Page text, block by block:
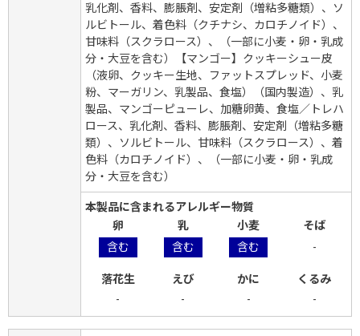
乳化剤、香料、膨脹剤、安定剤（増粘多糖類）、ソ
ルビトール、着色料（クチナシ、カロチノイド）、
甘味料（スクラロース）、（一部に小麦・卵・乳成
分・大豆を含む）【マンゴー】クッキーシュー皮
（液卵、クッキー生地、ファットスプレッド、小麦
粉、マーガリン、乳製品、食塩）（国内製造）、乳
製品、マンゴーピューレ、加糖卵黄、食塩／トレハ
ロース、乳化剤、香料、膨脹剤、安定剤（増粘多糖
類）、ソルビトール、甘味料（スクラロース）、着
色料（カロチノイド）、（一部に小麦・卵・乳成
分・大豆を含む）
本製品に含まれるアレルギー物質
卵
乳 小麦
そば
含む
含む 含む -
落花生 えび かに
くるみ
-
- - -